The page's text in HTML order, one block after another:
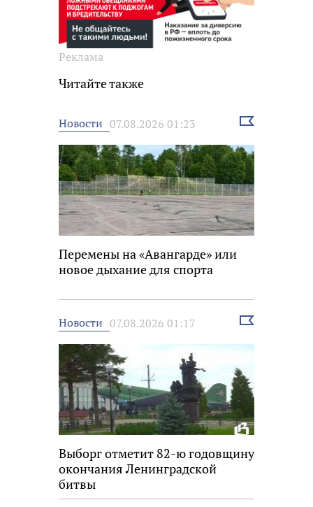
Реклама
Читайте также
Новости 07.08.2026 01:23
Выбрать
Перемены на «Авангарде» или
новое дыхание для спорта
Новости 07.08.2026 01:17
Выбрать
Выборг отметит 82-ю годовщину
окончания Ленинградской
битвы